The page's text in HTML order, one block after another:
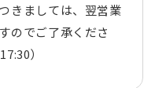
きましては、翌営業
のでご了承くださ
）